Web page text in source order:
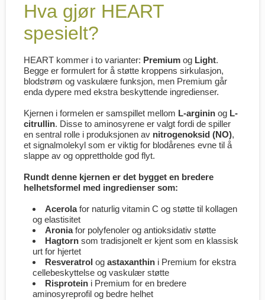
Hva gjør HEART
spesielt?
HEART kommer i to varianter: Premium og Light.
Begge er formulert for å støtte kroppens sirkulasjon,
blodstrøm og vaskulære funksjon, men Premium går
enda dypere med ekstra beskyttende ingredienser.
Kjernen i formelen er samspillet mellom L-arginin og L-
citrullin. Disse to aminosyrene er valgt fordi de spiller
en sentral rolle i produksjonen av nitrogenoksid (NO),
et signalmolekyl som er viktig for blodårenes evne til å
slappe av og opprettholde god flyt.
Rundt denne kjernen er det bygget en bredere
helhetsformel med ingredienser som:
Acerolafor naturlig vitamin C og støtte til kollagen
og elastisitet
Aroniafor polyfenoler og antioksidativ støtte
Hagtorn som tradisjonelt er kjent som en klassisk
urt for hjertet
Resveratrol og astaxanthin i Premium for ekstra
cellebeskyttelse og vaskulær støtte
Risprotein i Premium for en bredere
aminosyreprofil og bedre helhet